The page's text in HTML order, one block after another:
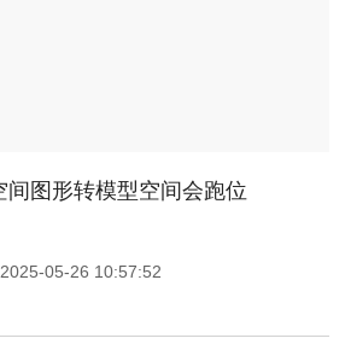
间图形转模型空间会跑位
2025-05-26 10:57:52